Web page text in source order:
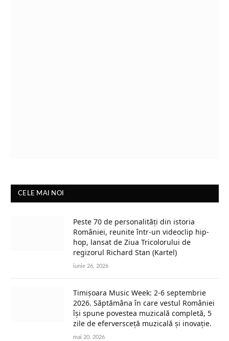
CELE MAI NOI
Peste 70 de personalități din istoria
României, reunite într-un videoclip hip-
hop, lansat de Ziua Tricolorului de
regizorul Richard Stan (Kartel)
iunie 26, 2026
Timișoara Music Week: 2-6 septembrie
2026. Săptămâna în care vestul României
își spune povestea muzicală completă, 5
zile de eferversceță muzicală și inovație.
mai 20, 2026